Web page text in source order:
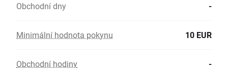
Obchodní dny -
Minimální hodnota pokynu 10 EUR
Obchodní hodiny -